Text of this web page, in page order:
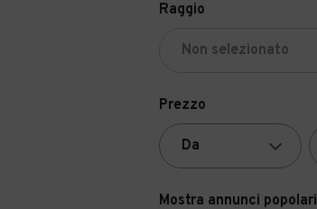
Raggio
Prezzo
Mostra annunci popolari